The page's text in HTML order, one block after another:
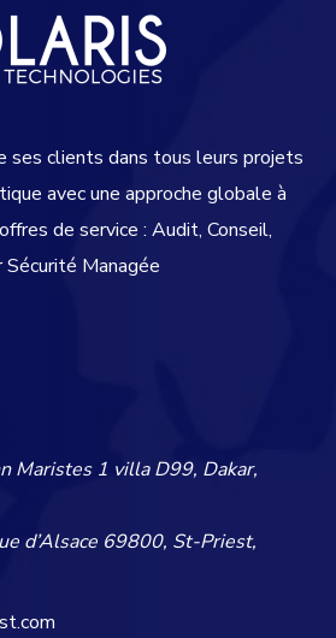
ses clients dans tous leurs projets
avec une approche globale à
de service : Audit, Conseil,
Managée
Maristes 1 villa D99, Dakar,
d’Alsace 69800, St-Priest,